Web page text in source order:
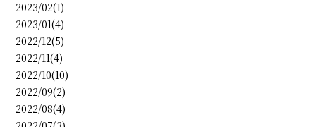
2023/02(1)
2023/01(4)
2022/12(5)
2022/11(4)
2022/10(10)
2022/09(2)
2022/08(4)